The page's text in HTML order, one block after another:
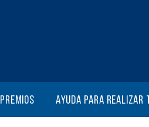
Premios Ayuda para realizar